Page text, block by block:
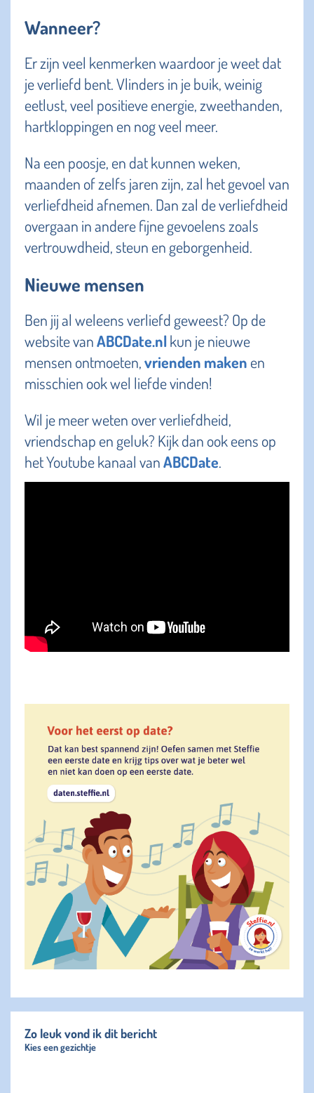
Wanneer?
Er zijn veel kenmerken waardoor je weet dat
je verliefd bent. Vlinders in je buik, weinig
eetlust, veel positieve energie, zweethanden,
hartkloppingen en nog veel meer.
Na een poosje, en dat kunnen weken,
maanden of zelfs jaren zijn, zal het gevoel van
verliefdheid afnemen. Dan zal de verliefdheid
overgaan in andere fijne gevoelens zoals
vertrouwdheid, steun en geborgenheid.
Nieuwe mensen
Ben jij al weleens verliefd geweest? Op de
website vanABCDate.nlkun je nieuwe
mensen ontmoeten,vrienden maken en
misschien ook wel liefde vinden!
Wil je meer weten over verliefdheid,
vriendschap en geluk? Kijk dan ook eens op
het Youtube kanaal vanABCDate.
Zo leuk vond ik dit bericht
Kies een gezichtje